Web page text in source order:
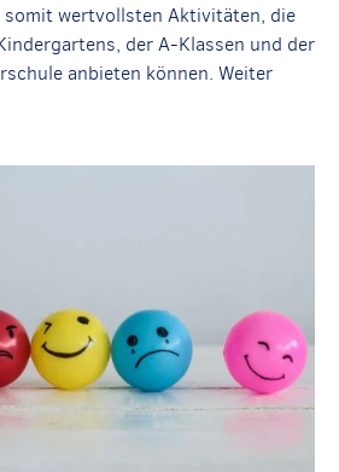
wertvollsten Aktivitäten, die
der A-Klassen und der
anbieten können. Weiter